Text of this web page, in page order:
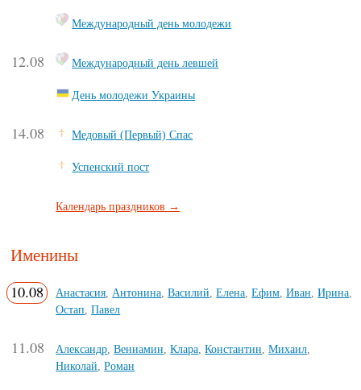
Международный день молодежи
12.08 Международный день левшей
День молодежи Украины
14.08 Медовый (Первый) Спас
Успенский пост
Календарь праздников →
Именины
10.08 Анастасия Антонина ,Василий ,Елена ,Ефим ,Иван ,Ирина
Остап ,Павел
11.08 Александр ,Вениамин ,Клара ,Константин ,Михаил
Николай ,Роман